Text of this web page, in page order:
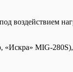
воздействием
MIG-